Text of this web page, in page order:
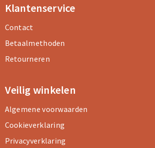
Klantenservice
Contact
Betaalmethoden
Retourneren
Veilig winkelen
Algemene voorwaarden
Cookieverklaring
Privacyverklaring